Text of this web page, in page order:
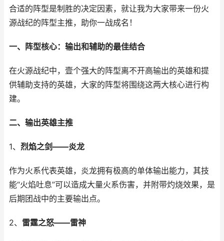
合适的阵型是制胜的决定因素，就让我为大家带来一份火
源战纪的阵型主推，助你一战成名！
一、阵型核心：输出和辅助的最佳结合
在火源战纪中，壹个强大的阵型离不开高输出的英雄和提
供辅助支持的英雄，大家的阵型将围绕这两大核心进行构
建。
二、输出英雄主推
1、 烈焰之剑——炎龙
作为火系代表英雄，炎龙拥有极高的单体输出能力，其技
能“火焰吐息”可以造成大量火系伤害，并附带灼烧效果，是
后期团战中的主要输出点。
2、 雷霆之怒——雷神